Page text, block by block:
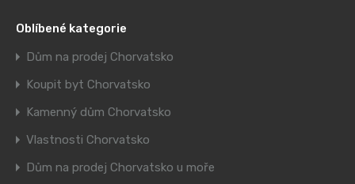
Oblíbené kategorie
Dům na prodej Chorvatsko
Koupit byt Chorvatsko
Kamenný dům Chorvatsko
Vlastnosti Chorvatsko
Dům na prodej Chorvatsko u moře